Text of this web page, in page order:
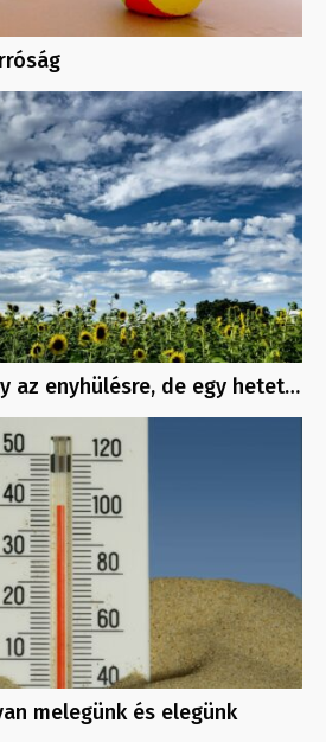
az enyhülésre, de egy hetet…
melegünk és elegünk